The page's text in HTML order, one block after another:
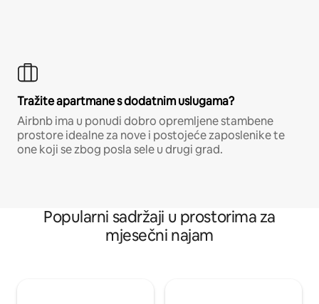
Tražite apartmane s dodatnim uslugama?
Airbnb ima u ponudi dobro opremljene stambene
prostore idealne za nove i postojeće zaposlenike te
one koji se zbog posla sele u drugi grad.
Popularni sadržaji u prostorima za
mjesečni najam